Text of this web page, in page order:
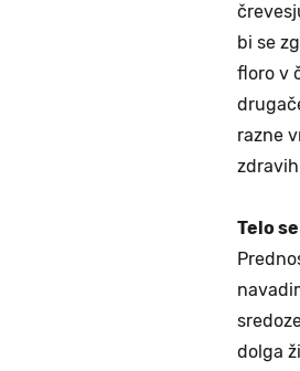
bi se
floro v
razne
Telo
dolga